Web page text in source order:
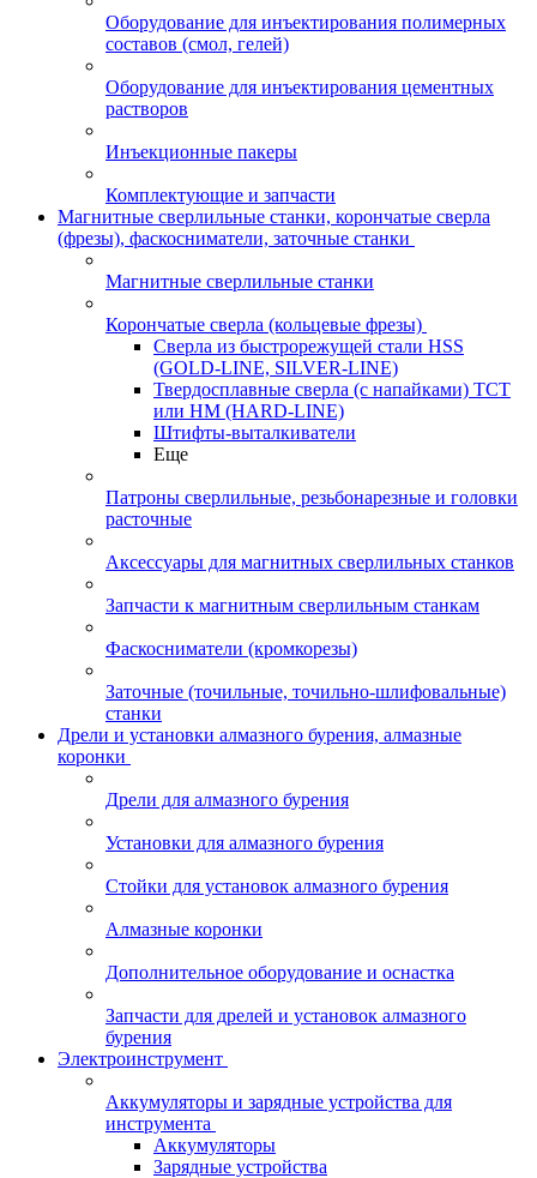
Оборудование для инъектирования полимерных
составов (смол, гелей)
Оборудование для инъектирования цементных
растворов
Инъекционные пакеры
Комплектующие и запчасти
Магнитные сверлильные станки, корончатые сверла
(фрезы), фаскосниматели, заточные станки
Магнитные сверлильные станки
Корончатые сверла (кольцевые фрезы)
Сверла из быстрорежущей стали HSS
(GOLD-LINE, SILVER-LINE)
Твердосплавные сверла (с напайками) ТСТ
или HM (HARD-LINE)
Штифты-выталкиватели
Еще
Патроны сверлильные, резьбонарезные и головки
расточные
Аксессуары для магнитных сверлильных станков
Запчасти к магнитным сверлильным станкам
Фаскосниматели (кромкорезы)
Заточные (точильные, точильно-шлифовальные)
станки
Дрели и установки алмазного бурения, алмазные
коронки
Дрели для алмазного бурения
Установки для алмазного бурения
Стойки для установок алмазного бурения
Алмазные коронки
Дополнительное оборудование и оснастка
Запчасти для дрелей и установок алмазного
бурения
Электроинструмент
Аккумуляторы и зарядные устройства для
инструмента
Аккумуляторы
Зарядные устройства